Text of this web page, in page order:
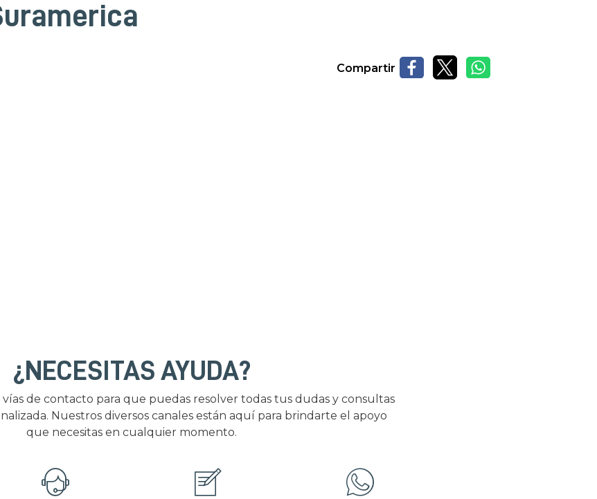
Compartir
¿NECESITAS AYUDA?
de contacto para que puedas resolver todas tus dudas y consultas
Nuestros diversos canales están aquí para brindarte el apoyo
que necesitas en cualquier momento.